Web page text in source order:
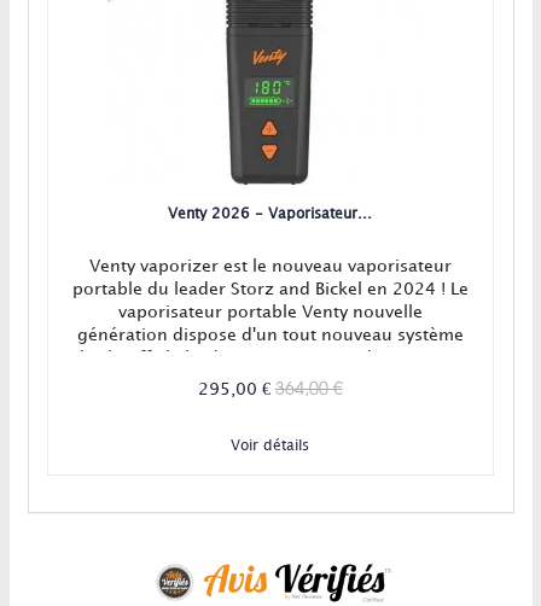
Venty 2026 - Vaporisateur...
Venty vaporizer est le nouveau vaporisateur
portable du leader Storz and Bickel en 2024 ! Le
vaporisateur portable Venty nouvelle
génération dispose d'un tout nouveau système
qu'un réglage de l'airflow et d'une application
295,00 €364,00 €
Voir détails